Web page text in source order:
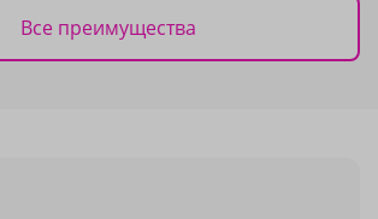
Все преимущества